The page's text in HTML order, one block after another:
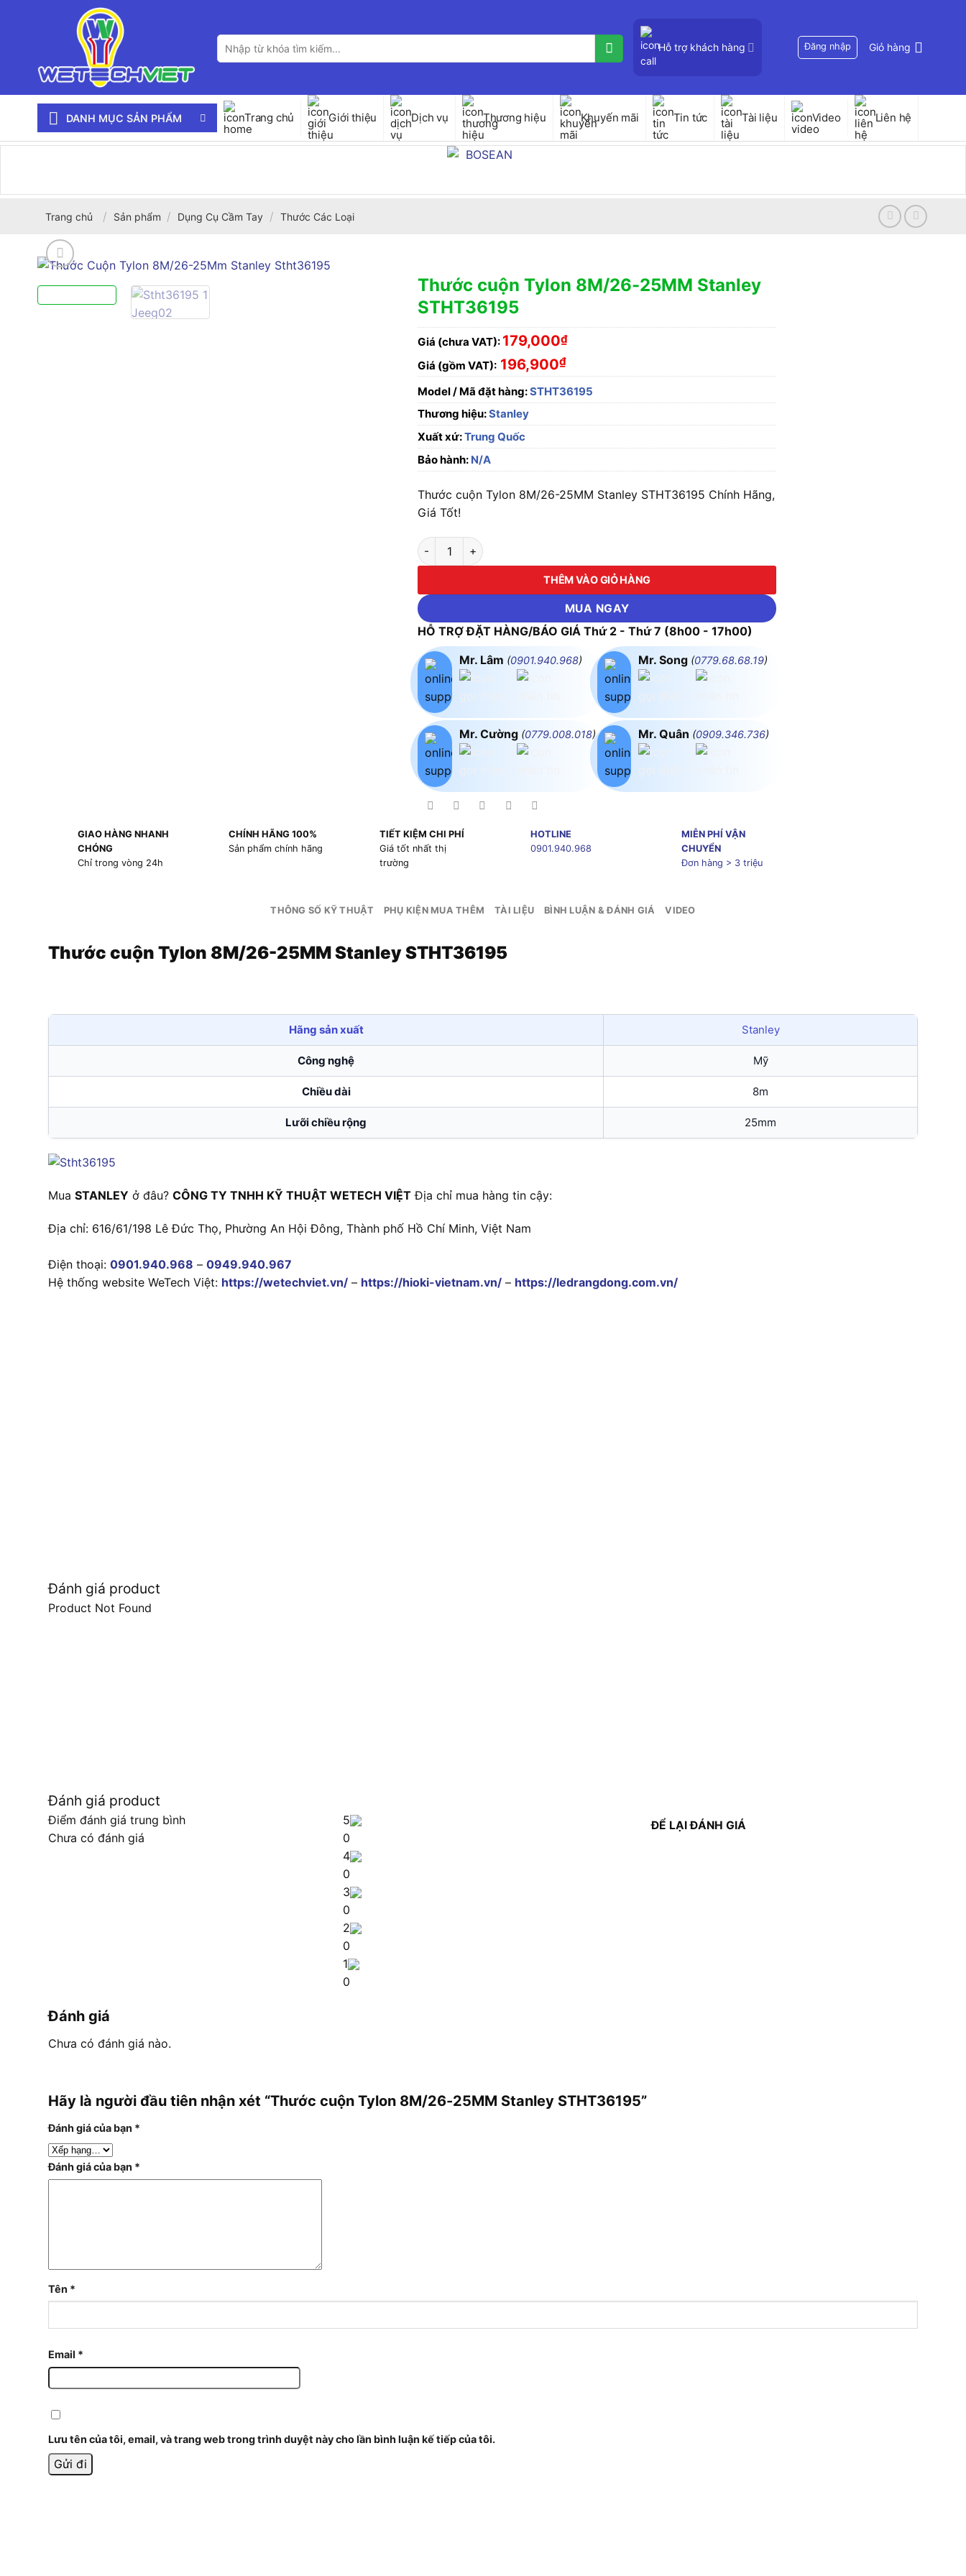
Tìm
kiếm:
Hỗ trợ khách hàng Đăng nhập Giỏ hàng
DANH MỤC SẢN PHẨM Trang chủ Giới thiệu Dịch vụ Thương hiệu Khuyến mãi Tin tức Tài liệu Video Liên hệ
Trang chủ / Sản phẩm / Dụng Cụ Cầm Tay / Thước Các Loại
Thước cuộn Tylon 8M/26-25MM Stanley
STHT36195
Giá (chưa VAT): 179,000₫
Giá (gồm VAT): 196,900₫
Model / Mã đặt hàng:STHT36195
Thương hiệu:Stanley
Xuất xứ:Trung Quốc
Bảo hành: N/A
Thước cuộn Tylon 8M/26-25MM Stanley STHT36195 Chính Hãng,
Giá Tốt!
Thước cuộn Tylon 8M/26-25MM Stanley STHT36195 số lượng
THÊM VÀO GIỎ HÀNG
MUA NGAY
HỖ TRỢ ĐẶT HÀNG/BÁO GIÁ Thứ 2 - Thứ 7 (8h00 - 17h00)
Mr. Lâm (0901.940.968)
Mr. Cường (0779.008.018)
Mr. Song (0779.68.68.19)
Mr. Quân (0909.346.736)
GIAO HÀNG NHANH
CHÓNG
Chỉ trong vòng 24h
CHÍNH HÃNG 100%
Sản phẩm chính hãng
TIẾT KIỆM CHI PHÍ
Giá tốt nhất thị
trường
HOTLINE
0901.940.968
MIỄN PHÍ VẬN
CHUYỂN
Đơn hàng > 3 triệu
THÔNG SỐ KỸ THUẬT PHỤ KIỆN MUA THÊM TÀI LIỆU BÌNH LUẬN & ĐÁNH GIÁ VIDEO
Thước cuộn Tylon 8M/26-25MM Stanley STHT36195
Hãng sản xuất Stanley
Công nghệ Mỹ
Chiều dài 8m
Lưỡi chiều rộng 25mm
Mua STANLEY ở đâu? CÔNG TY TNHH KỸ THUẬT WETECH VIỆT Địa chỉ mua hàng tin cậy:
Địa chỉ: 616/61/198 Lê Đức Thọ, Phường An Hội Đông, Thành phố Hồ Chí Minh, Việt Nam
Điện thoại: 0901.940.968 – 0949.940.967
Hệ thống website WeTech Việt: https://wetechviet.vn/ – https://hioki-vietnam.vn/ – https://ledrangdong.com.vn/
Đánh giá product
Product Not Found
Đánh giá product
Điểm đánh giá trung bình
Chưa có đánh giá
5
0
4
0
3
0
2
0
1
0
ĐỂ LẠI ĐÁNH GIÁ
Đánh giá
Chưa có đánh giá nào.
Hãy là người đầu tiên nhận xét “Thước cuộn Tylon 8M/26-25MM Stanley STHT36195”
Đánh giá của bạn *
Đánh giá của bạn *
Tên *
Email *
Lưu tên của tôi, email, và trang web trong trình duyệt này cho lần bình luận kế tiếp của tôi.